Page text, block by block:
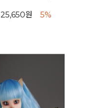
25,650원 5%